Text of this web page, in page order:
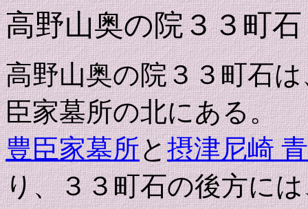
高野山奥の院３３町石
高野山奥の院３３町石
臣家墓所の北にある。
豊臣家墓所と摂津尼崎
り、３３町石の後方に